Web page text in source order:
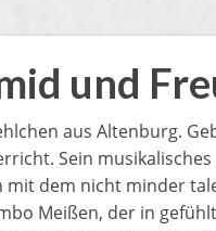
und
aus Altenburg.
Sein
mit dem nicht minder
Meißen, der in